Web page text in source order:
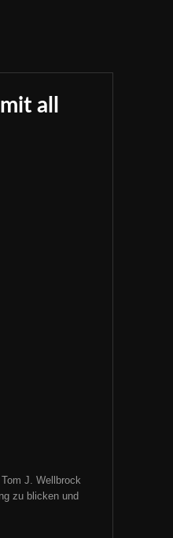
all
J. Wellbrock
zu blicken und